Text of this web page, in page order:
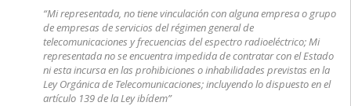
“Mi representada, no tiene vinculación con alguna empresa o grupo
de empresas de servicios del régimen general de
telecomunicaciones y frecuencias del espectro radioeléctrico; Mi
representada no se encuentra impedida de contratar con el Estado
ni esta incursa en las prohibiciones o inhabilidades previstas en la
Ley Orgánica de Telecomunicaciones; incluyendo lo dispuesto en el
artículo 139 de la Ley ibídem”